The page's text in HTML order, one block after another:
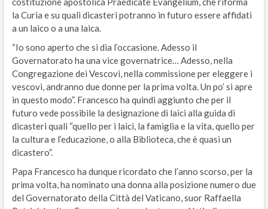
la Curia e su quali dicasteri potranno in futuro essere affidati
a un laico o a una laica.
“Io sono aperto che si dia l’occasione. Adesso il
Governatorato ha una vice governatrice… Adesso, nella
Congregazione dei Vescovi, nella commissione per eleggere i
vescovi, andranno due donne per la prima volta. Un po’ si apre
in questo modo”. Francesco ha quindi aggiunto che per il
futuro vede possibile la designazione di laici alla guida di
dicasteri quali “quello per i laici, la famiglia e la vita, quello per
la cultura e l’educazione, o alla Biblioteca, che è quasi un
dicastero”.
Papa Francesco ha dunque ricordato che l’anno scorso, per la
prima volta, ha nominato una donna alla posizione numero due
del Governatorato della Città del Vaticano, suor Raffaella